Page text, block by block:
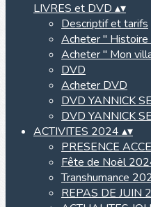
LIVRES et DVD ▴▾
Descriptif et tarifs
Acheter " Histoire
Acheter " Mon
DVD
Acheter DVD
DVD YANNICK
DVD YANNICK
ACTIVITES 2024 ▴▾
PRESENCE
Fête de Noël
Transhumance
REPAS DE JUIN